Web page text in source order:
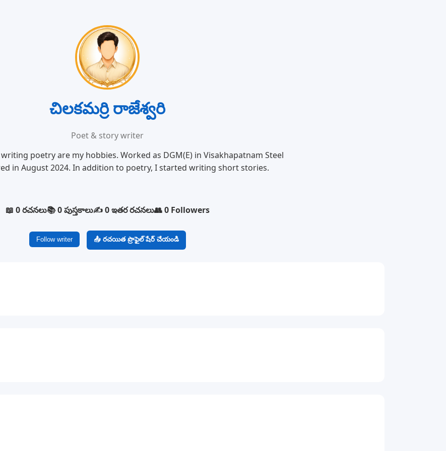
చిలకమర్రి రాజేశ్వరి
Poet & story writer
poetry are my hobbies. Worked as DGM(E) in Visakhapatnam Steel
in August 2024. In addition to poetry, I started writing short stories.
📖 0 రచనలు📚 0 పుస్తకాలు✍️ 0 ఇతర రచనలు👥 0 Followers
Follow writer 📤 రచయిత ప్రొఫైల్ షేర్ చేయండి